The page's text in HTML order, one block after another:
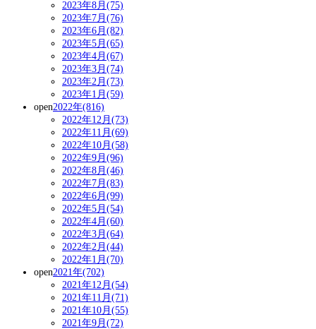
2023年8月(75)
2023年7月(76)
2023年6月(82)
2023年5月(65)
2023年4月(67)
2023年3月(74)
2023年2月(73)
2023年1月(59)
open2022年(816)
2022年12月(73)
2022年11月(69)
2022年10月(58)
2022年9月(96)
2022年8月(46)
2022年7月(83)
2022年6月(99)
2022年5月(54)
2022年4月(60)
2022年3月(64)
2022年2月(44)
2022年1月(70)
open2021年(702)
2021年12月(54)
2021年11月(71)
2021年10月(55)
2021年9月(72)